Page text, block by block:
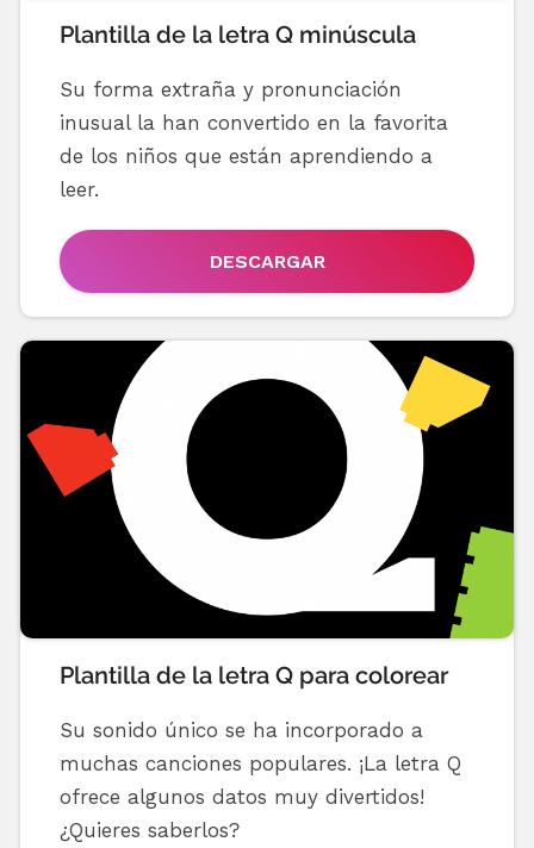
Plantilla de la letra Q minúscula
Su forma extraña y pronunciación
inusual la han convertido en la favorita
de los niños que están aprendiendo a
leer.
DESCARGAR
Plantilla de la letra Q para colorear
Su sonido único se ha incorporado a
muchas canciones populares. ¡La letra Q
ofrece algunos datos muy divertidos!
¿Quieres saberlos?